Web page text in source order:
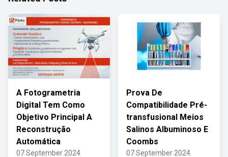
A Fotogrametria
Digital Tem Como
Objetivo Principal A
Reconstrução
Automática
07 September 2024
Prova De
Compatibilidade Pré-
transfusional Meios
Salinos Albuminoso E
Coombs
07 September 2024